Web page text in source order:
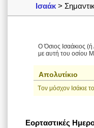
Ισαάκ >
Ο Όσιος Ισαάκιος
με αυτή του οσίου
Απολυτίκιο
Tον μόσχον Iσάκιε
Εορταστικές